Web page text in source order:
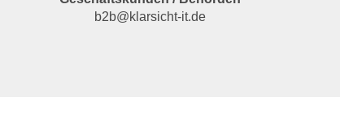
b2b@klarsicht-it.de